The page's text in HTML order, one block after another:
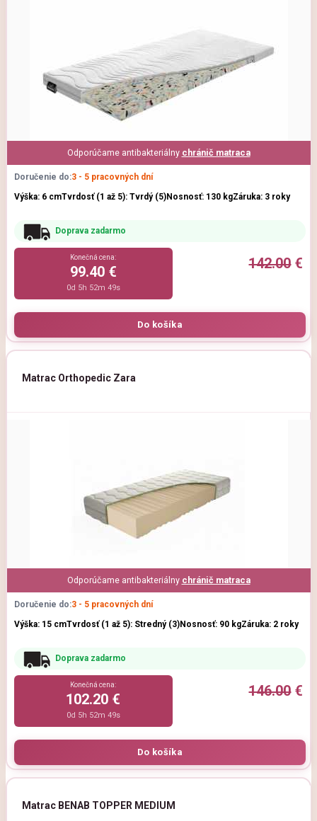
Odporúčame antibakteriálny chránič matraca
Doručenie do:3 - 5 pracovných dní
Výška: 6 cmTvrdosť (1 až 5): Tvrdý (5)Nosnosť: 130 kgZáruka: 3 roky
Doprava zadarmo
142.00€
Konečná cena:
99.40 €
0d 5h 52m 47s
Matrac Orthopedic Zara
Odporúčame antibakteriálny chránič matraca
Doručenie do:3 - 5 pracovných dní
Výška: 15 cmTvrdosť (1 až 5): Stredný (3)Nosnosť: 90 kgZáruka: 2 roky
Doprava zadarmo
146.00€
Konečná cena:
102.20 €
0d 5h 52m 47s
Matrac BENAB TOPPER MEDIUM